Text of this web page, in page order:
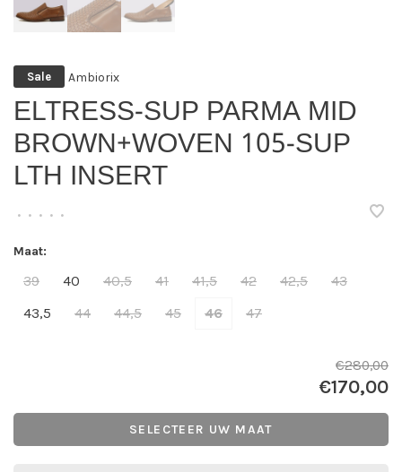
Sale Ambiorix
ELTRESS-SUP PARMA MID
BROWN+WOVEN 105-SUP
LTH INSERT
• • • • •
Maat:
39 40 40,5 41 41,5 42 42,5
43
43,5
44 44,5 45 46 47
€280,00
€170,00
SELECTEER UW MAAT